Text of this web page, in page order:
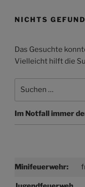
NICHTS
Das Gesuchte
Vielleicht hilft die
Im Notfall immer
Minifeuerwehr: